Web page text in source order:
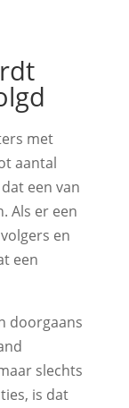
met
aantal
een van
Als er een
en
een
doorgaans
slechts
is dat